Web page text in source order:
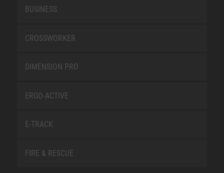
BUSINESS
CROSSWORKER
DIMENSION PRO
ERGO-ACTIVE
E-TRACK
FIRE & RESCUE